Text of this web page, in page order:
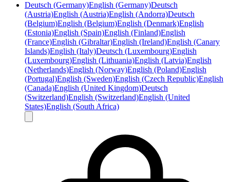
Deutsch (Germany)English (Germany)Deutsch
(Austria)English (Austria)English (Andorra)Deutsch
(Belgium)English (Belgium)English (Denmark)English
(Estonia)English (Spain)English (Finland)English
(France)English (Gibraltar)English (Ireland)English (Canary
Islands)English (Italy)Deutsch (Luxembourg)English
(Luxembourg)English (Lithuania)English (Latvia)English
(Netherlands)English (Norway)English (Poland)English
(Portugal)English (Sweden)English (Czech Republic)English
(Canada)English (United Kingdom)Deutsch
(Switzerland)English (Switzerland)English (United
States)English (South Africa)